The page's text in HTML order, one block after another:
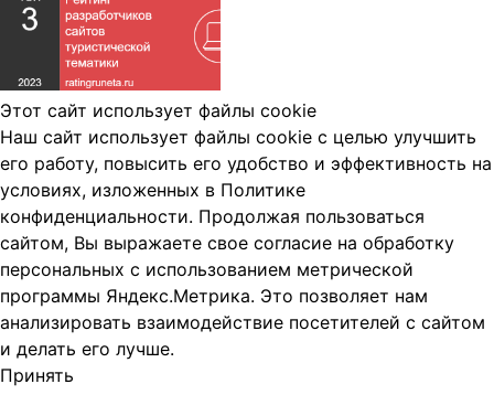
Этот сайт использует файлы cookie
Наш сайт использует файлы cookie с целью улучшить
его работу, повысить его удобство и эффективность на
условиях, изложенных в Политике
конфиденциальности. Продолжая пользоваться
сайтом, Вы выражаете свое согласие на обработку
персональных с использованием метрической
программы Яндекс.Метрика. Это позволяет нам
анализировать взаимодействие посетителей с сайтом
и делать его лучше.
Принять